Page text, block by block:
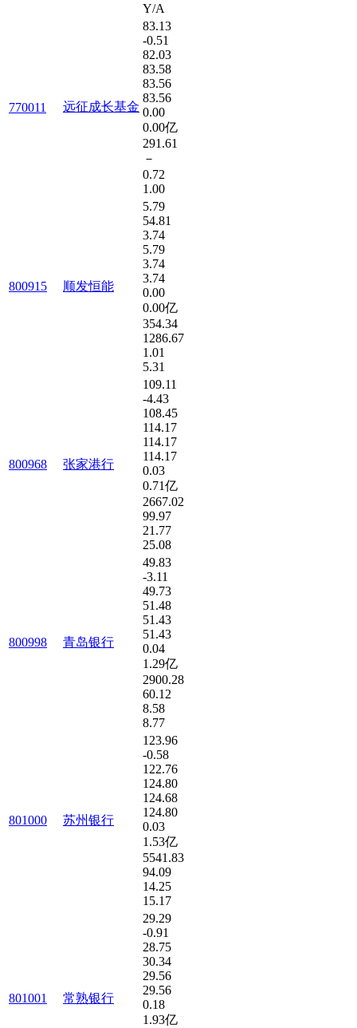
Y/A
770011 远征成长基金
83.13
-0.51
82.03
83.58
83.56
83.56
0.00
0.00亿
291.61
－
0.72
1.00
800915 顺发恒能
5.79
54.81
3.74
5.79
3.74
3.74
0.00
0.00亿
354.34
1286.67
1.01
5.31
800968 张家港行
109.11
-4.43
108.45
114.17
114.17
114.17
0.03
0.71亿
2667.02
99.97
21.77
25.08
800998 青岛银行
49.83
-3.11
49.73
51.48
51.43
51.43
0.04
1.29亿
2900.28
60.12
8.58
8.77
801000 苏州银行
123.96
-0.58
122.76
124.80
124.68
124.80
0.03
1.53亿
5541.83
94.09
14.25
15.17
801001 常熟银行
29.29
-0.91
28.75
30.34
29.56
29.56
0.18
1.93亿